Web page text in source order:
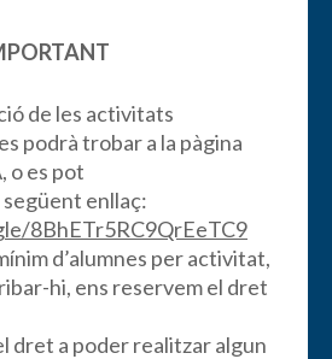
de les activitats
podrà trobar a la pàgina
o es pot
enllaç:
8BhETr5RC9QrEeTC9
d’alumnes per activitat,
hi, ens reservem el dret
dret a poder realitzar algun